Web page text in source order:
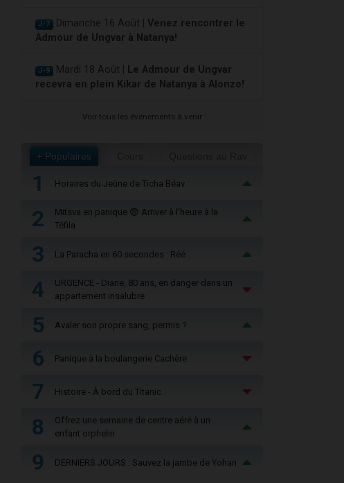
J-7 Dimanche 16 Août | Venez rencontrer le
Admour de Ungvar à Natanya!
J-9 Mardi 18 Août |
Le Admour de Ungvar
recevra en plein Kikar de Natanya à Alonzo!
Voir tous les événements à venir
+ Populaires
1 Horaires du Jeûne de Ticha Béav
2
Mitsva en panique 😨 Arriver à l'heure à la
Téfila
3 La Paracha en 60 secondes : Réé
4
URGENCE - Diane, 80 ans, en danger dans un
appartement insalubre
5 Avaler son propre sang, permis ?
6 Panique à la boulangerie Cachère
7 Histoire - À bord du Titanic
8
Offrez une semaine de centre aéré à un
enfant orphelin
9 DERNIERS JOURS : Sauvez la jambe de Yohan